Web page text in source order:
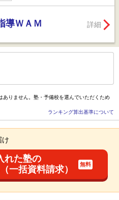
導ＷＡＭ 詳細
りません。塾・予備校を選んでいただくため
ランキング算出基準について
れた塾の
一括資料請求）